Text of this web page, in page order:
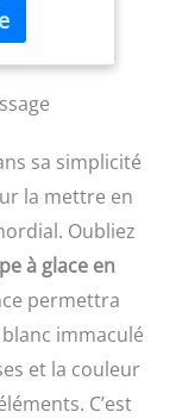
de
pour
la
des
parfaites
: Le
est
avec une
et
GOUTTE :
d'un
travail
: La base
sa simplicité
la mettre en
Oubliez
à glace en
permettra
immaculé
et la couleur
C’est